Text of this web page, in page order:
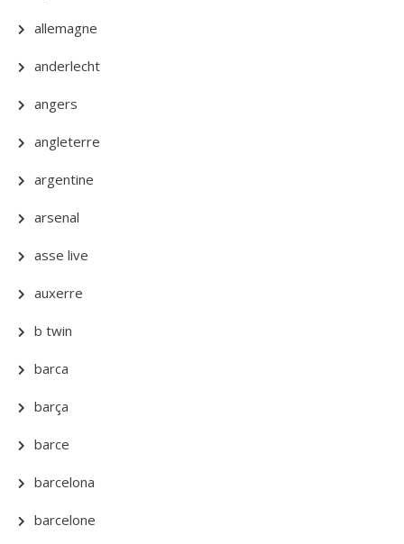
allemagne
anderlecht
angers
angleterre
argentine
arsenal
asse live
auxerre
b twin
barca
barça
barce
barcelona
barcelone